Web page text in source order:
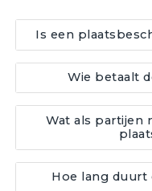
Is een
Wie betaalt
Wat als partijen
Hoe lang duurt